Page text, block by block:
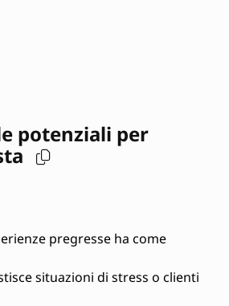
potenziali per
pregresse ha come
situazioni di stress o clienti